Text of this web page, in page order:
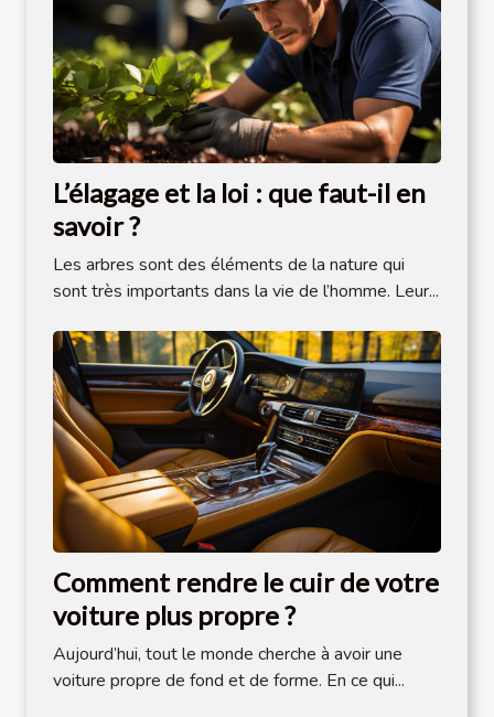
L’élagage et la loi : que faut-il en
savoir ?
Les arbres sont des éléments de la nature qui
sont très importants dans la vie de l’homme. Leur...
Comment rendre le cuir de votre
voiture plus propre ?
Aujourd’hui, tout le monde cherche à avoir une
voiture propre de fond et de forme. En ce qui...